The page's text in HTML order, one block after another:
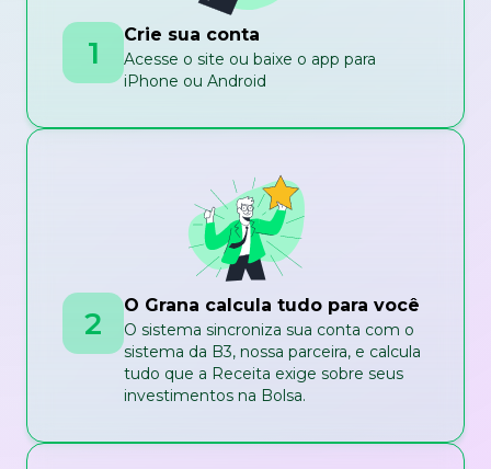
1 Crie sua conta
Acesse o site ou baixe o app para
iPhone ou Android
2 O Grana calcula tudo para você
O sistema sincroniza sua conta com o
sistema da B3, nossa parceira, e calcula
tudo que a Receita exige sobre seus
investimentos na Bolsa.